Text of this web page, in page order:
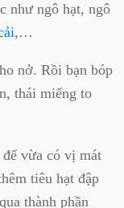
như ngô hạt, ngô
,…
nở. Rồi bạn bóp
thái miếng to
vừa có vị mát
tiêu hạt đập
thành phần